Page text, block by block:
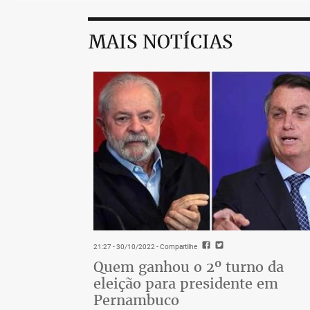
MAIS NOTÍCIAS
21:27 - 30/10/2022- Compartilhe
Quem ganhou o 2º turno da
eleição para presidente em
Pernambuco